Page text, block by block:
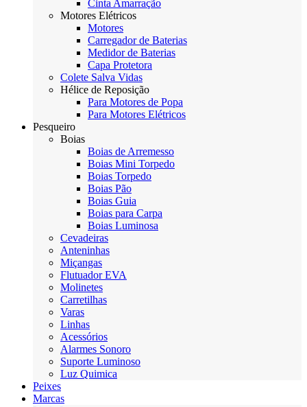
Cinta Amarração
Motores Elétricos
Motores
Carregador de Baterias
Medidor de Baterias
Capa Protetora
Colete Salva Vidas
Hélice de Reposição
Para Motores de Popa
Para Motores Elétricos
Pesqueiro
Boias
Boias de Arremesso
Boias Mini Torpedo
Boias Torpedo
Boias Pão
Boias Guia
Boias para Carpa
Boias Luminosa
Cevadeiras
Anteninhas
Miçangas
Flutuador EVA
Molinetes
Carretilhas
Varas
Linhas
Acessórios
Alarmes Sonoro
Suporte Luminoso
Luz Quimica
Peixes
Marcas